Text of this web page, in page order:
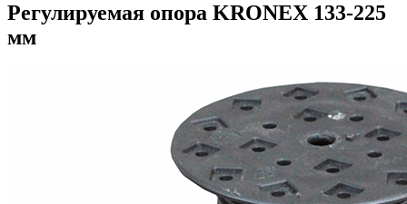
Регулируемая опора KRONEX 133-225
мм